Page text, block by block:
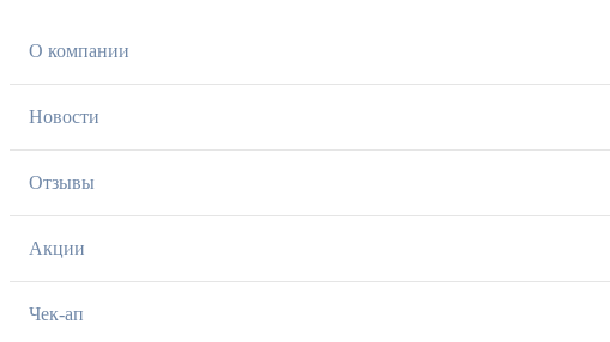
О компании
Новости
Отзывы
Акции
Чек-ап